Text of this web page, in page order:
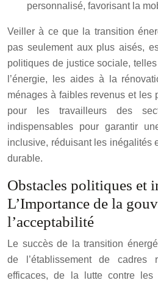
personnalisé, favorisant la
Veiller à ce que la transition
pas seulement aux plus aisés,
politiques de justice sociale,
l’énergie, les aides à la
ménages à faibles revenus et les
pour les travailleurs des
indispensables pour garantir
inclusive, réduisant les inégalités
durable.
Obstacles politiques et
L’Importance de la
l’acceptabilité
Le succès de la transition
de l’établissement de cadres
efficaces, de la lutte contre les